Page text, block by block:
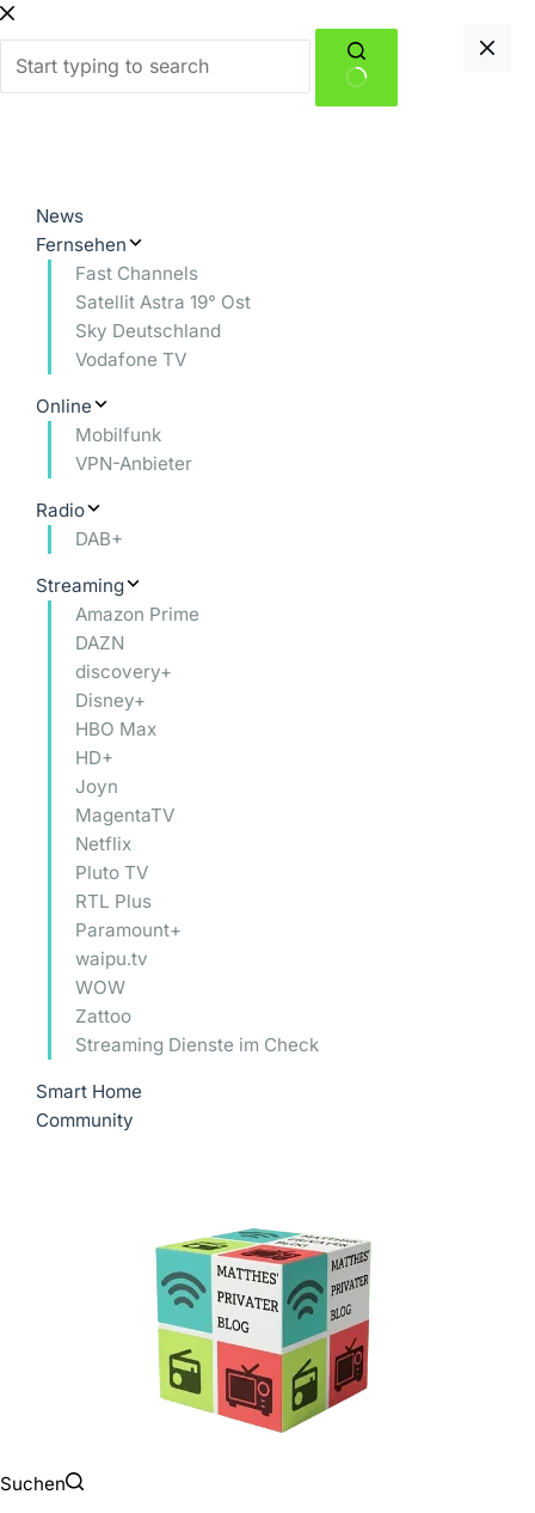
Zum
Inhalt
springen
News
Fernsehen
Fast Channels
Satellit Astra 19° Ost
Sky Deutschland
Vodafone TV
Online
Mobilfunk
VPN-Anbieter
Radio
DAB+
Streaming
Amazon Prime
DAZN
discovery+
Disney+
HBO Max
HD+
Joyn
MagentaTV
Netflix
Pluto TV
RTL Plus
Paramount+
waipu.tv
WOW
Zattoo
Streaming Dienste im Check
Smart Home
Community
Suchen